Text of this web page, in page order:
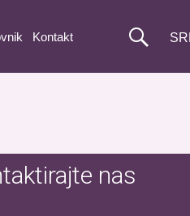
Kontakt
nas